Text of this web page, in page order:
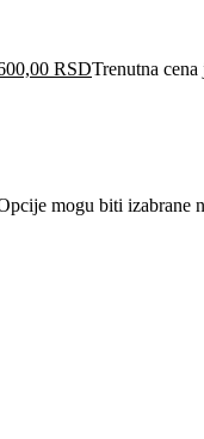
RSDTrenutna
mogu biti izabrane